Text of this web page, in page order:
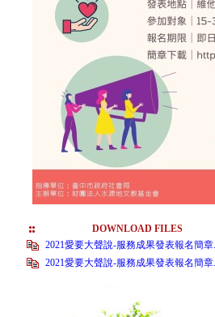
DOWNLOAD FILES
2021愛要大聲說-服務成果發表報名簡章
2021愛要大聲說-服務成果發表報名簡章